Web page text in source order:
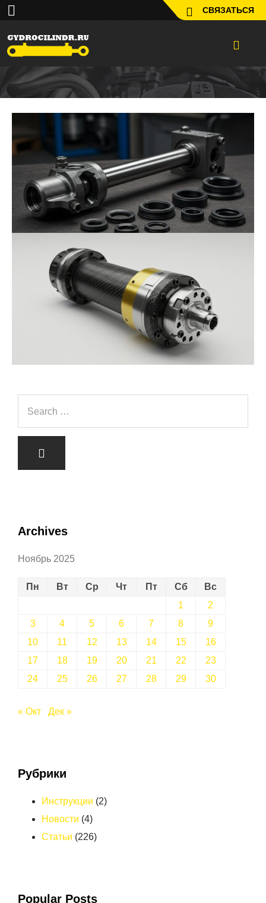
СВЯЗАТЬСЯ
Archives
Ноябрь 2025
Пн Вт Ср Чт Пт Сб
Вс
1
2
3
4 5 6 7 8
9
10
11 12 13 14 15
16
17
18 19 20 21 22
23
24
25 26 27 28 29 30
« Окт Дек »
Рубрики
Инструкции (2)
Новости (4)
Статьи (226)
Popular Posts